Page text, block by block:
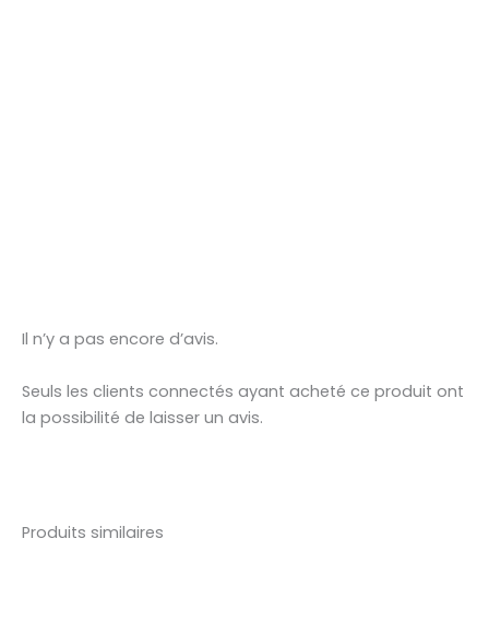
Il n’y a pas encore d’avis.
Seuls les clients connectés ayant acheté ce produit ont
la possibilité de laisser un avis.
Produits similaires